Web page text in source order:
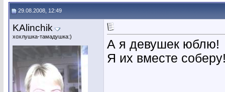
29.08.2008, 12:49
KAlinchik
хохлушка-тамадушка:)
А я девушек юблю!
Я их вместе